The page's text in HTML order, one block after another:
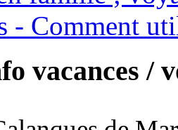
- Comment
vacances /